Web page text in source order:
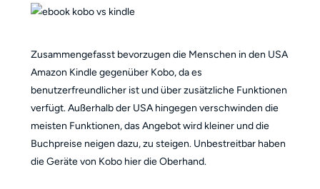
Zusammengefasst bevorzugen die Menschen in den USA
Amazon Kindle gegenüber Kobo, da es
benutzerfreundlicher ist und über zusätzliche Funktionen
verfügt. Außerhalb der USA hingegen verschwinden die
meisten Funktionen, das Angebot wird kleiner und die
Buchpreise neigen dazu, zu steigen. Unbestreitbar haben
die Geräte von Kobo hier die Oberhand.